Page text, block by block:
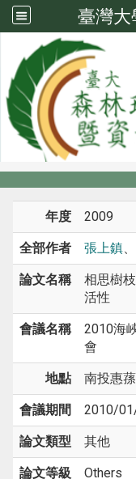
臺灣大
系所成員
系所成員
年度 2009
全部作者 張上鎮
論文名稱
相思樹
活性
會議名稱
2010海
會
地點 南投惠
會議期間 2010/
論文類型 其他
論文等級 Others